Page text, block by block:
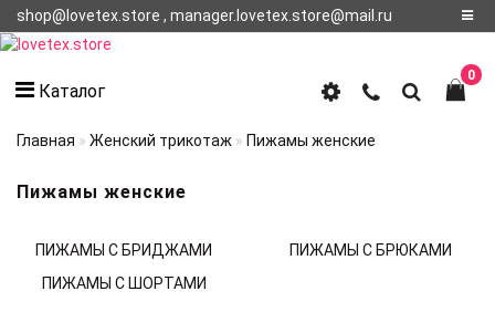
shop@lovetex.store , manager.lovetex.store@mail.ru
О
Каталог
0
Главная Женский трикотаж Пижамы женские
Пижамы женские
ПИЖАМЫ С БРИДЖАМИ
ПИЖАМЫ С БРЮКАМИ
ПИЖАМЫ С ШОРТАМИ